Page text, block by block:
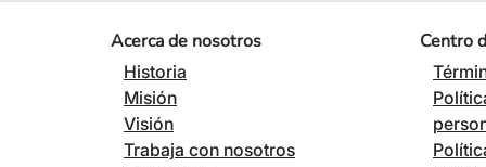
Acerca de nosotros
Historia
Misión
Visión
Trabaja con nosotros
Centro